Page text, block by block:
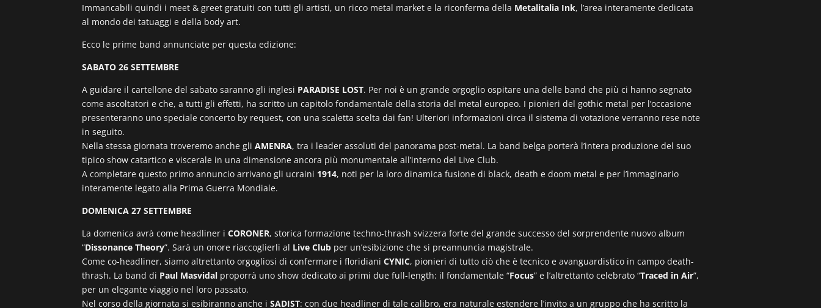
Immancabili quindi i meet & greet gratuiti con tutti gli artisti, un ricco metal market e la riconferma della Metalitalia Ink, l’area interamente dedicata
al mondo dei tatuaggi e della body art.
Ecco le prime band annunciate per questa edizione:
SABATO 26 SETTEMBRE
A guidare il cartellone del sabato saranno gli inglesi PARADISE LOST. Per noi è un grande orgoglio ospitare una delle band che più ci hanno segnato
come ascoltatori e che, a tutti gli effetti, ha scritto un capitolo fondamentale della storia del metal europeo. I pionieri del gothic metal per l’occasione
presenteranno uno speciale concerto by request, con una scaletta scelta dai fan! Ulteriori informazioni circa il sistema di votazione verranno rese note
in seguito.
Nella stessa giornata troveremo anche gliAMENRA, tra i leader assoluti del panorama post-metal. La band belga porterà l’intera produzione del suo
tipico show catartico e viscerale in una dimensione ancora più monumentale all’interno del Live Club.
A completare questo primo annuncio arrivano gli ucraini 1914, noti per la loro dinamica fusione di black, death e doom metal e per l’immaginario
interamente legato alla Prima Guerra Mondiale.
DOMENICA 27 SETTEMBRE
La domenica avrà come headliner iCORONER, storica formazione techno-thrash svizzera forte del grande successo del sorprendente nuovo album
“Dissonance Theory”. Sarà un onore riaccoglierli al Live Club per un’esibizione che si preannuncia magistrale.
Come co-headliner, siamo altrettanto orgogliosi di confermare i floridianiCYNIC, pionieri di tutto ciò che è tecnico e avanguardistico in campo death-
thrash. La band di Paul Masvidal proporrà uno show dedicato ai primi due full-length: il fondamentale “Focus” e l’altrettanto celebrato “Traced in Air”,
per un elegante viaggio nel loro passato.
Nel corso della giornata si esibiranno anche iSADIST: con due headliner di tale calibro, era naturale estendere l’invito a un gruppo che ha scritto la